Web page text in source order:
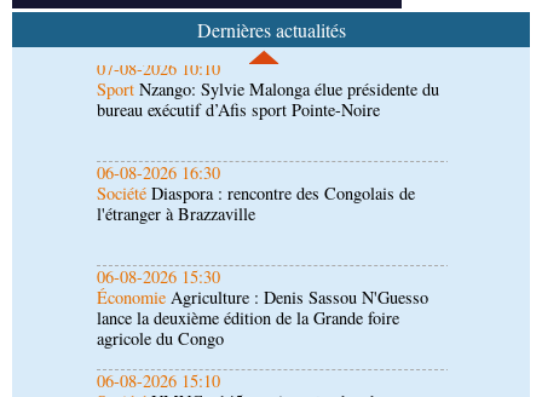
Dernières actualités
bureau exécutif d’Afis sport Pointe-Noire
06-08-2026 16:30
SociétéDiaspora : rencontre des Congolais de
l'étranger à Brazzaville
06-08-2026 15:30
ÉconomieAgriculture : Denis Sassou N'Guesso
lance la deuxième édition de la Grande foire
06-08-2026 15:10
SociétéUMNG : 145 enseignants-chercheurs
promus aux sessions du Cames
06-08-2026 15:00